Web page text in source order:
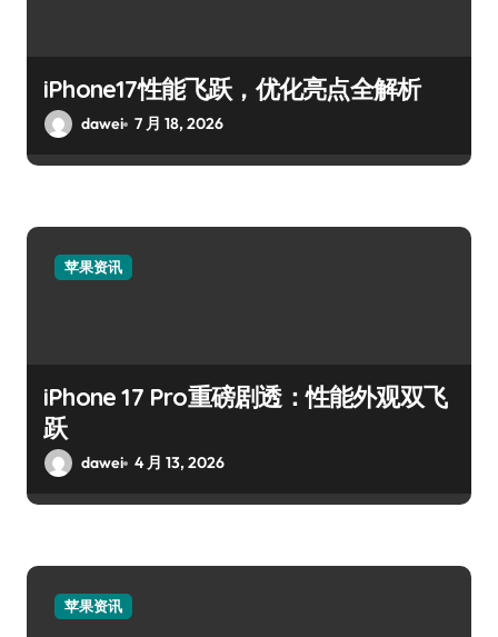
iPhone17性能飞跃，优化亮点全解析
dawei 7 月 18, 2026
苹果资讯
iPhone 17 Pro重磅剧透：性能外观双飞
跃
dawei 4 月 13, 2026
苹果资讯